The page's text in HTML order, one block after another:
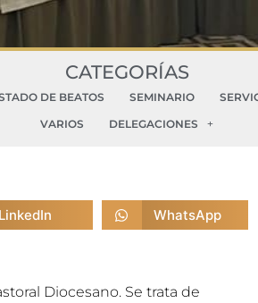
CATEGORÍAS
DE BEATOS SEMINARIO
VARIOS
DELEGACIONES
LinkedIn WhatsApp
Diocesano. Se trata de